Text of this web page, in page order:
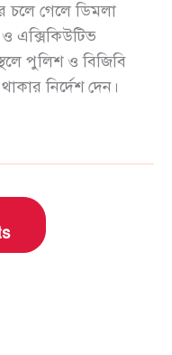
চলে গেলে ডিমলা
এক্সিকিউটিভ
পুলিশ ও বিজিবি
নির্দেশ দেন।